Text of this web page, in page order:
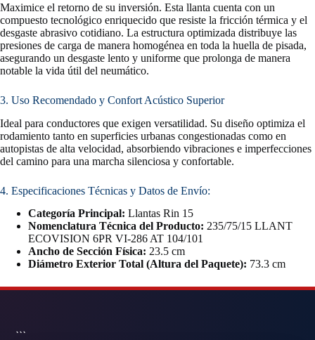
Maximice el retorno de su inversión. Esta llanta cuenta con un
compuesto tecnológico enriquecido que resiste la fricción térmica y el
desgaste abrasivo cotidiano. La estructura optimizada distribuye las
presiones de carga de manera homogénea en toda la huella de pisada,
asegurando un desgaste lento y uniforme que prolonga de manera
notable la vida útil del neumático.
3. Uso Recomendado y Confort Acústico Superior
Ideal para conductores que exigen versatilidad. Su diseño optimiza el
rodamiento tanto en superficies urbanas congestionadas como en
autopistas de alta velocidad, absorbiendo vibraciones e imperfecciones
del camino para una marcha silenciosa y confortable.
4. Especificaciones Técnicas y Datos de Envío:
Categoría Principal: Llantas Rin 15
Nomenclatura Técnica del Producto: 235/75/15 LLANT
ECOVISION 6PR VI-286 AT 104/101
Ancho de Sección Física: 23.5 cm
Diámetro Exterior Total (Altura del Paquete): 73.3 cm
```